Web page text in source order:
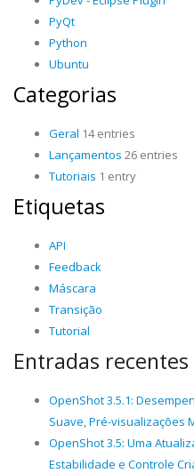
PyQt
Python
Ubuntu
Categorias
Geral 14 entries
Lançamentos 26 entries
Tutoriais 1 entry
Etiquetas
API
Feedback
Máscara
Transição
Tutorial
Entradas recentes
OpenShot 3.5.1:
Suave, Pré-visualizações
OpenShot 3.5: Uma
Estabilidade e Controle